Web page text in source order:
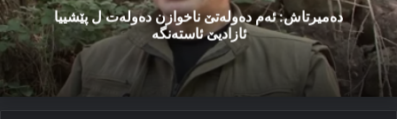
دەمیرتاش: ئەم دەولەتێ ناخوازن دەولەت ل پێشییا
ئازادیێ ئاستەنگە